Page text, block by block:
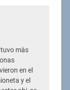
màs
en el
y el